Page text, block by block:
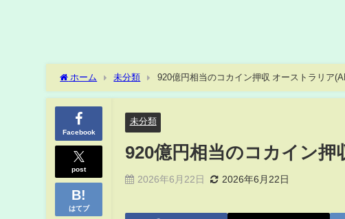
ホーム 未分類 920億円相当のコカイン押収 オーストラリア
Facebook
post
はてブ
未分類
920億円相当のコカイン
2026年6月22日 2026年6月22日